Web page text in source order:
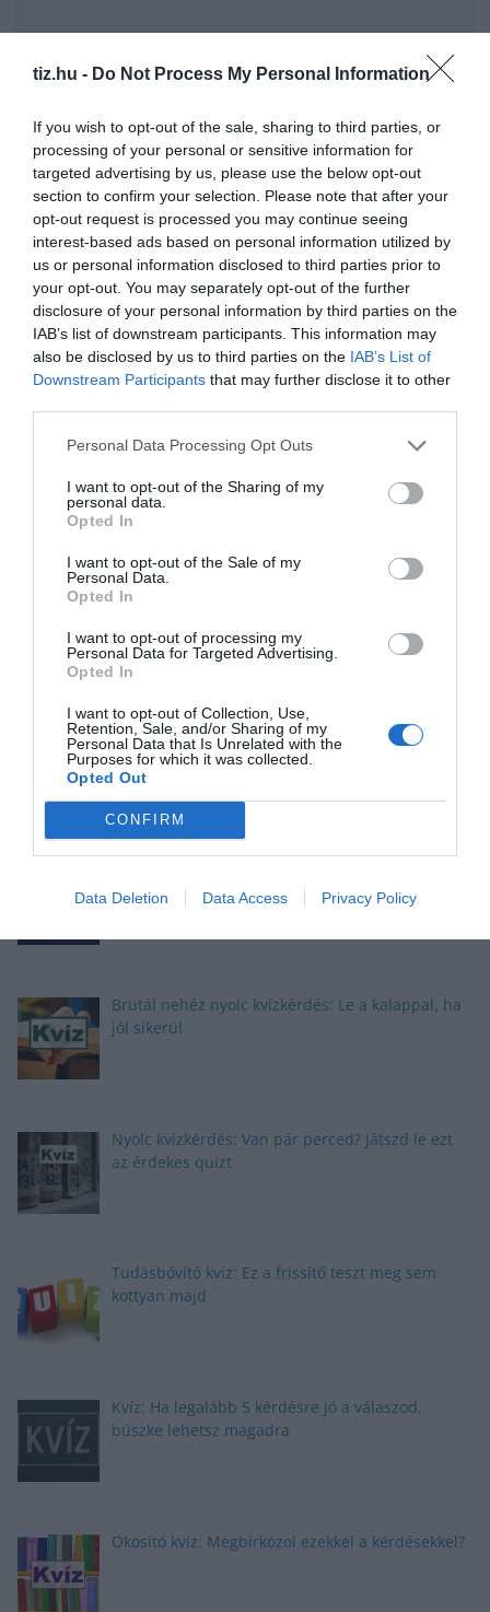
tiz.hu - Do Not Process My Personal Information
If you wish to opt-out of the sale, sharing to third parties, or
processing of your personal or sensitive information for
targeted advertising by us, please use the below opt-out
section to confirm your selection. Please note that after your
opt-out request is processed you may continue seeing
interest-based ads based on personal information utilized by
us or personal information disclosed to third parties prior to
your opt-out. You may separately opt-out of the further
disclosure of your personal information by third parties on the
IAB’s list of downstream participants. This information may
also be disclosed by us to third parties on the IAB’s List of
Downstream Participants that may further disclose it to other
Personal Data Processing Opt Outs
I want to opt-out of the Sharing of my
personal data.
Opted In
I want to opt-out of the Sale of my
Personal Data.
Opted In
I want to opt-out of processing my
Personal Data for Targeted Advertising.
Opted In
I want to opt-out of Collection, Use,
Retention, Sale, and/or Sharing of my
Personal Data that Is Unrelated with the
Purposes for which it was collected.
Opted Out
CONFIRM
Data Deletion Data Access Privacy Policy
Egyre népszerűbb béren kívüli juttatás a
nyugdíjpénztári hozzájárulás
13 életmentő tipp, ha bankkártyával fizetnénk
külföldön
Kvíz-mix: Megbirkózol ezekkel a kérdésekkel?
Kvíz kérdések: Egy kicsi szórakozásra vágysz? Ezt
Tudáspróba kvíz: Itt egy új teszt. Csak most és
csak neked!
fejtörő nélkül
Brutál nehéz nyolc kvízkérdés: Le a kalappal, ha
jól sikerül
Nyolc kvízkérdés: Van pár perced? Játszd le ezt
az érdekes quizt
Tudásbővítő kvíz: Ez a frissítő teszt meg sem
kottyan majd
Kvíz: Ha legalább 5 kérdésre jó a válaszod,
büszke lehetsz magadra
Okosító kvíz: Megbirkózol ezekkel a kérdésekkel?